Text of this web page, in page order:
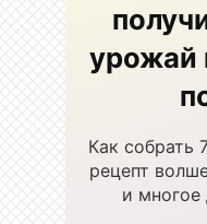
урожай
Как собрать
рецепт
и многое